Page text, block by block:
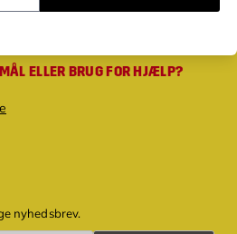
ELLER BRUG FOR HJÆLP?
nyhedsbrev.